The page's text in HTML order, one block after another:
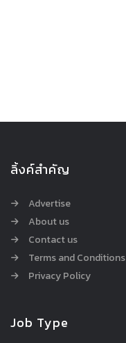
ลิ้งค์สำคัญ
Advertise
About us
Contact us
Terms and Conditions
Privacy Policy
Job Type